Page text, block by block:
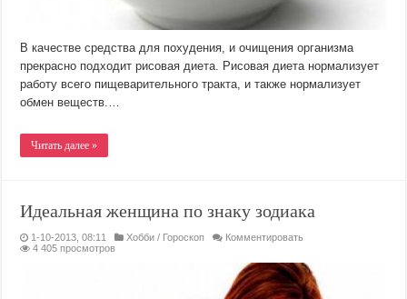
В качестве средства для похудения, и очищения организма
прекрасно подходит рисовая диета. Рисовая диета нормализует
работу всего пищеварительного тракта, и также нормализует
обмен веществ.…
Читать далее »
Идеальная женщина по знаку зодиака
1-10-2013, 08:11 Хобби / Гороскоп
Комментировать
4 405 просмотров